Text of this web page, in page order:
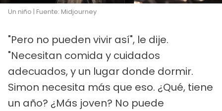
Un niño | Fuente: Midjourney
"Pero no pueden vivir así", le dije.
"Necesitan comida y cuidados
adecuados, y un lugar donde dormir.
Simon necesita más que eso. ¿Qué, tiene
un año? ¿Más joven? No puede